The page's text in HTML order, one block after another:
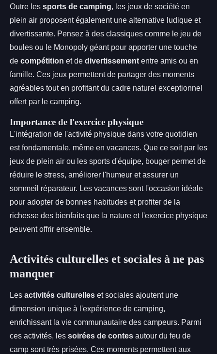
Outre les sports de camping, les jeux de société en
plein air proposent également une alternative ludique et
divertissante. Pensez à des classiques comme le jeu de
boules ou le Monopoly géant pour apporter une touche
de compétition et de divertissement entre amis ou en
famille. Ces jeux permettent de partager des moments
agréables tout en profitant du cadre naturel exceptionnel
offert par le camping.
Importance de l'exercice physique
L'intégration de l'activité physique dans votre quotidien
est fondamentale, même en vacances. Que ce soit par les
jeux de plein air ou les sports d'équipe, bouger permet de
réduire le stress, améliorer l'humeur et assurer un
sommeil réparateur. Les vacances sont l'occasion idéale
pour adopter de bonnes habitudes et profiter de la
richesse des bienfaits que la nature et l'exercice physique
peuvent offrir ensemble.
Activités culturelles et sociales à ne pas
manquer
Les activités culturelles et sociales ajoutent une
dimension unique à l'expérience de camping,
enrichissant la vie communautaire des campeurs. Parmi
ces activités, les soirées de contes autour du feu de
camp sont très prisées. Ces moments permettent aux